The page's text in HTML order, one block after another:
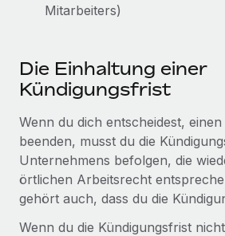
Mitarbeiters)
Die Einhaltung einer
Kündigungsfrist
Wenn du dich entscheidest,
beenden, musst du die
Unternehmens befolgen, die
örtlichen Arbeitsrecht
gehört auch, dass du die
Wenn du die Kündigungsfrist